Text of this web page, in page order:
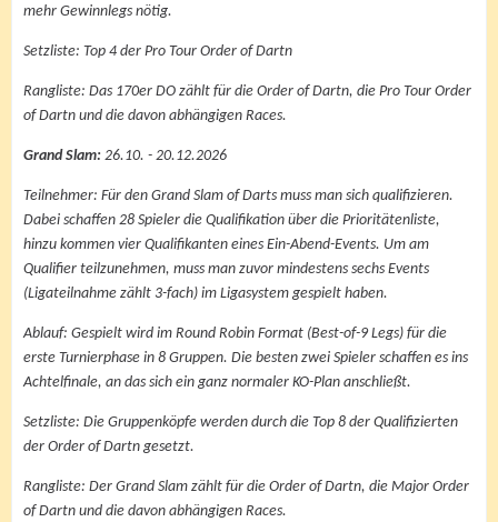
mehr Gewinnlegs nötig.
Setzliste: Top 4 der Pro Tour Order of Dartn
Rangliste: Das 170er DO zählt für die Order of Dartn, die Pro Tour Order
of Dartn und die davon abhängigen Races.
Grand Slam: 26.10. - 20.12.2026
Teilnehmer: Für den Grand Slam of Darts muss man sich qualifizieren.
Dabei schaffen 28 Spieler die Qualifikation über die Prioritätenliste,
hinzu kommen vier Qualifikanten eines Ein-Abend-Events. Um am
Qualifier teilzunehmen, muss man zuvor mindestens sechs Events
(Ligateilnahme zählt 3-fach) im Ligasystem gespielt haben.
Ablauf: Gespielt wird im Round Robin Format (Best-of-9 Legs) für die
erste Turnierphase in 8 Gruppen. Die besten zwei Spieler schaffen es ins
Achtelfinale, an das sich ein ganz normaler KO-Plan anschließt.
Setzliste: Die Gruppenköpfe werden durch die Top 8 der Qualifizierten
der Order of Dartn gesetzt.
Rangliste: Der Grand Slam zählt für die Order of Dartn, die Major Order
of Dartn und die davon abhängigen Races.